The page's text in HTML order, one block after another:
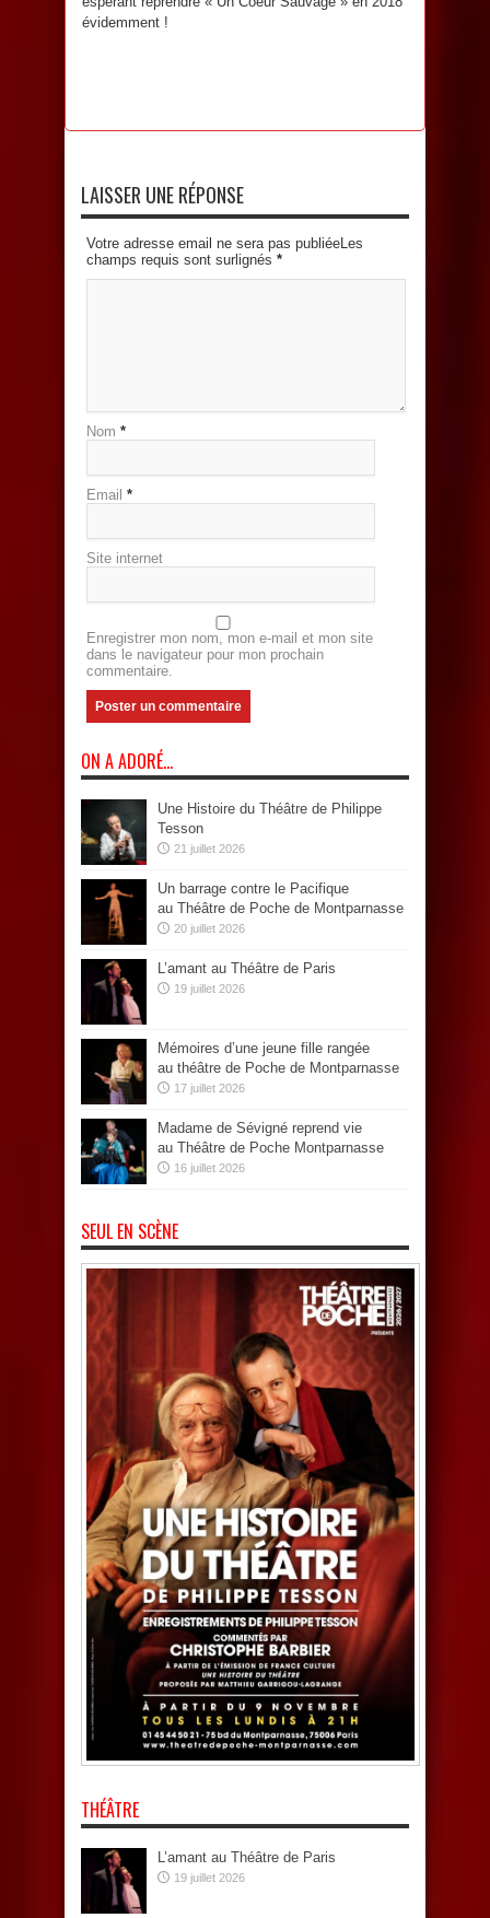
évidemment !
LAISSER UNE RÉPONSE
Votre adresse email ne sera pas publiéeLes
champs requis sont surlignés *
Nom *
Email *
Site internet
Enregistrer mon nom, mon e-mail et mon site
dans le navigateur pour mon prochain
commentaire.
ON A ADORÉ…
Une Histoire du Théâtre de Philippe
Tesson
21 juillet 2026
Un barrage contre le Pacifique
au Théâtre de Poche de Montparnasse
20 juillet 2026
L’amant au Théâtre de Paris
19 juillet 2026
Mémoires d’une jeune fille rangée
au théâtre de Poche de Montparnasse
17 juillet 2026
Madame de Sévigné reprend vie
au Théâtre de Poche Montparnasse
16 juillet 2026
SEUL EN SCÈNE
THÉÂTRE
L’amant au Théâtre de Paris
19 juillet 2026